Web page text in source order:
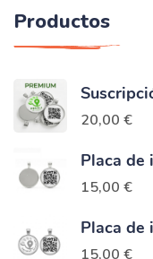
Productos
20,00 €
Placa de
15,00 €
Placa de
15,00 €